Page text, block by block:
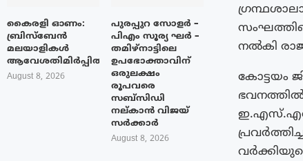
നൽകി
കോട്ടയം
ഭവനത്തിൽ
കൈരളി ഓണം:
ബ്രിസ്ബേൻ
മലയാളികൾ
ആവേശതിമിർപ്പിൽ
August 8, 2026
പുരപ്പുറ സോളർ –
പിഎം സൂര്യ ഘർ –
തമിഴ്നാട്ടിലെ
ഉപഭോക്താവിന്
ഒരുലക്ഷം
രൂപവരെ
സബ്സിഡി
നല്കാൻ വിജയ്
സർക്കാർ
August 8, 2026